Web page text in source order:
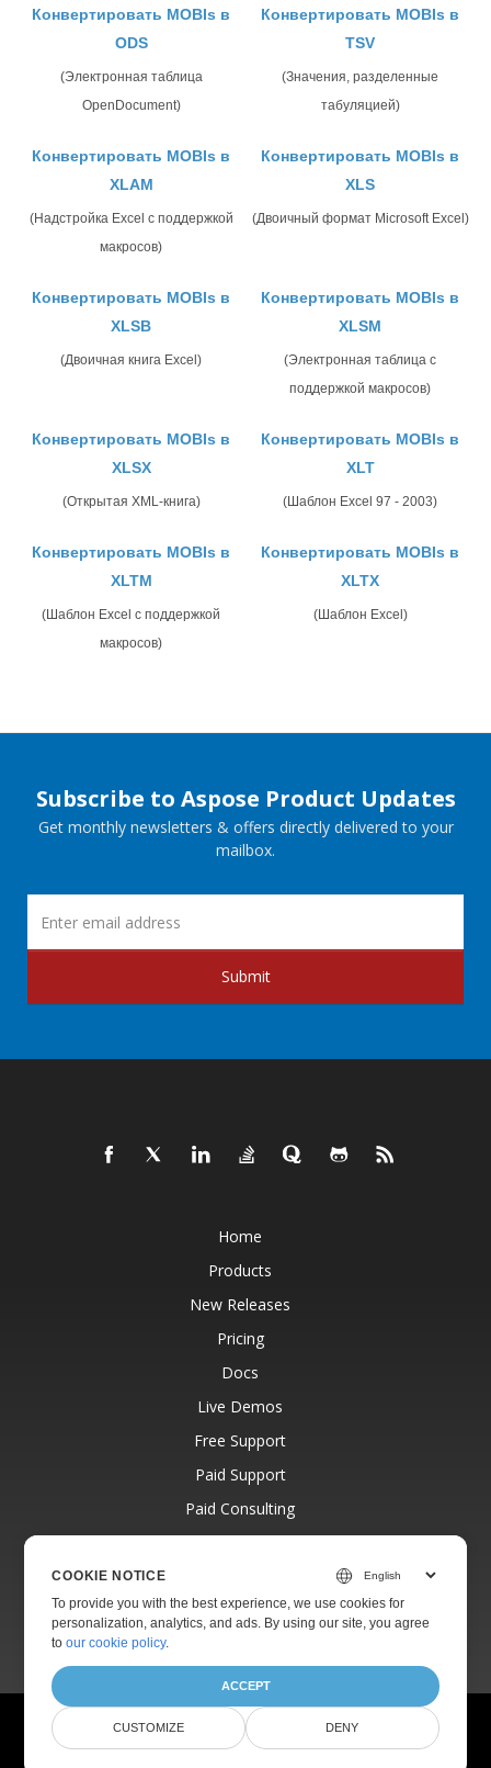
Конвертировать MOBIs в
ODS
(Электронная таблица
OpenDocument)
Конвертировать MOBIs в
TSV
(Значения, разделенные
табуляцией)
Конвертировать MOBIs в
XLAM
(Надстройка Excel с поддержкой
макросов)
Конвертировать MOBIs в
XLS
(Двоичный формат Microsoft Excel)
Конвертировать MOBIs в
XLSB
(Двоичная книга Excel)
Конвертировать MOBIs в
XLSM
(Электронная таблица с
поддержкой макросов)
Конвертировать MOBIs в
XLSX
(Открытая XML-книга)
Конвертировать MOBIs в
XLT
(Шаблон Excel 97 - 2003)
Конвертировать MOBIs в
XLTM
(Шаблон Excel с поддержкой
макросов)
Конвертировать MOBIs в
XLTX
(Шаблон Excel)
Subscribe to Aspose Product Updates
Get monthly newsletters & offers directly delivered to your
mailbox.
Submit
Home
Products
New Releases
Pricing
Docs
Live Demos
Free Support
Paid Support
Paid Consulting
Blog
About
© Aspose Pty Ltd 2001-2026.
All Rights Reserved.
Terms of use
COOKIE NOTICE
To provide you with the best experience, we use cookies for
personalization, analytics, and ads. By using our site, you agree
toour cookie policy.
ACCEPT
CUSTOMIZE DENY